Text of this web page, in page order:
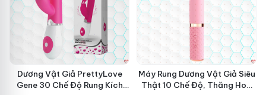
Dương Vật Giả PrettyLove
Gene 30 Chế Độ Rung Kích
Máy Rung Dương Vật Giả Siêu
Thật 10 Chế Độ, Thăng Hoa